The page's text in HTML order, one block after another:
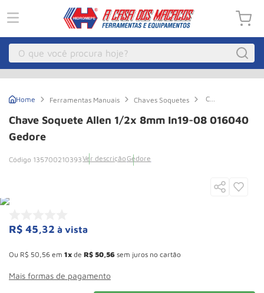
O que você procura hoje?
Ferramentas Manuais Chaves Soquetes
Chave
Allen
1/2x
Chave Soquete Allen 1/2x 8mm In19-08 016040
Gedore
135700210393Ver descriçãoGedore
R$ 45,32 à vista
Ou R$ 50 56 em 1 de R$ 50 56 sem juros no cartão
Mais formas de pagamento
º Macaco Hidraulico
8 º Rodizio
9º Talha
10 º